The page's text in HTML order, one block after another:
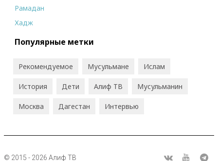
Рамадан
Хадж
Популярные метки
Рекомендуемое Мусульмане Ислам
История Дети Алиф ТВ Мусульманин
Москва Дагестан Интервью
© 2015 - 2026 Алиф ТВ